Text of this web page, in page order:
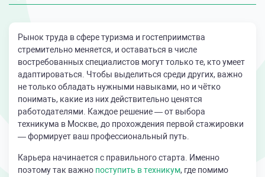
Рынок труда в сфере туризма и гостеприимства
стремительно меняется, и оставаться в числе
востребованных специалистов могут только те, кто умеет
адаптироваться. Чтобы выделиться среди других, важно
не только обладать нужными навыками, но и чётко
понимать, какие из них действительно ценятся
работодателями. Каждое решение — от выбора
техникума в Москве, до прохождения первой стажировки
— формирует ваш профессиональный путь.
Карьера начинается с правильного старта. Именно
поэтому так важно поступить в техникум, где помимо